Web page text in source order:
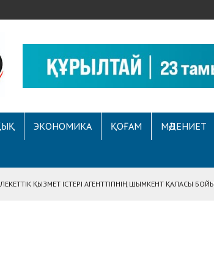
ЭКОНОМИКА ҚОҒАМ МӘДЕНИЕТ
ҚЫЗМЕТ ІСТЕРІ АГЕНТТІГІНІҢ ШЫМКЕНТ ҚАЛАСЫ
САУАТТЫЛЫҚ МӘСЕЛЕЛЕРІ ТАЛҚЫЛАНДЫ